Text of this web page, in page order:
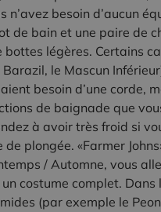
n’avez besoin d’aucun
de bain et une paire de
bottes légères. Certains
le Mascun
besoin d’une corde,
de baignade que
à avoir très froid si
de plongée. «Farmer
/ Automne, vous
un costume complet. Dans
(par exemple le